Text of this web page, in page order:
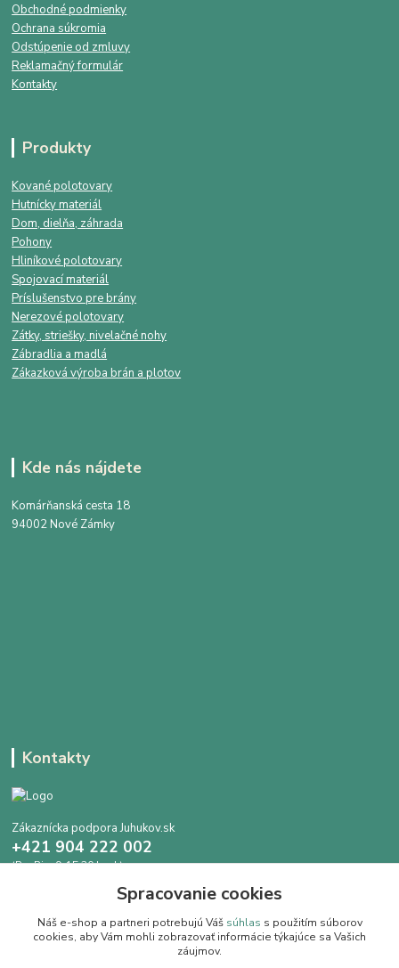
Obchodné podmienky
Ochrana súkromia
Odstúpenie od zmluvy
Reklamačný formulár
Kontakty
Produkty
Kované polotovary
Hutnícky materiál
Dom, dielňa, záhrada
Pohony
Hliníkové polotovary
Spojovací materiál
Príslušenstvo pre brány
Nerezové polotovary
Zátky, striešky, nivelačné nohy
Zábradlia a madlá
Zákazková výroba brán a plotov
Kde nás nájdete
Komárňanská cesta 18
94002 Nové Zámky
Kontakty
Zákaznícka podpora Juhukov.sk
+421 904 222 002
(Po-Pia, 9-15.30 hod.)
info@juhokov.skSpracovanie cookies
Náš e-shop a partneri potrebujú Váš súhlas s použitím súborov
cookies, aby Vám mohli zobrazovať informácie týkajúce sa Vašich
záujmov.